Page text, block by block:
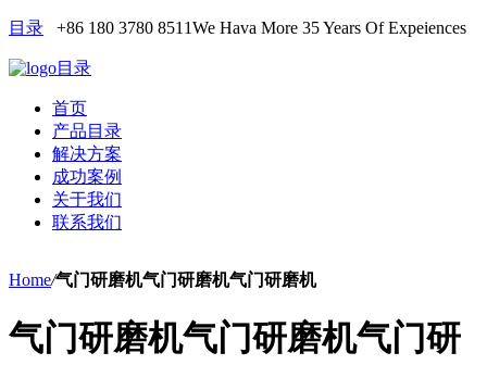
目录 +86 180 3780 8511We Hava More 35 Years Of Expeiences
目录
首页
产品目录
解决方案
成功案例
关于我们
联系我们
Home/气门研磨机气门研磨机气门研磨机
气门研磨机气门研磨机气门研